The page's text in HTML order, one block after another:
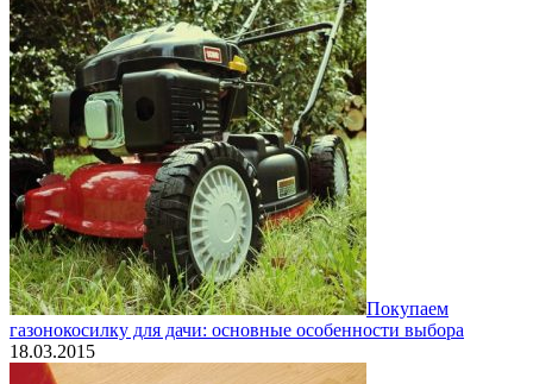
Покупаем
газонокосилку для дачи: основные особенности выбора
18.03.2015